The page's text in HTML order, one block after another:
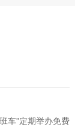
车”定期举办免费